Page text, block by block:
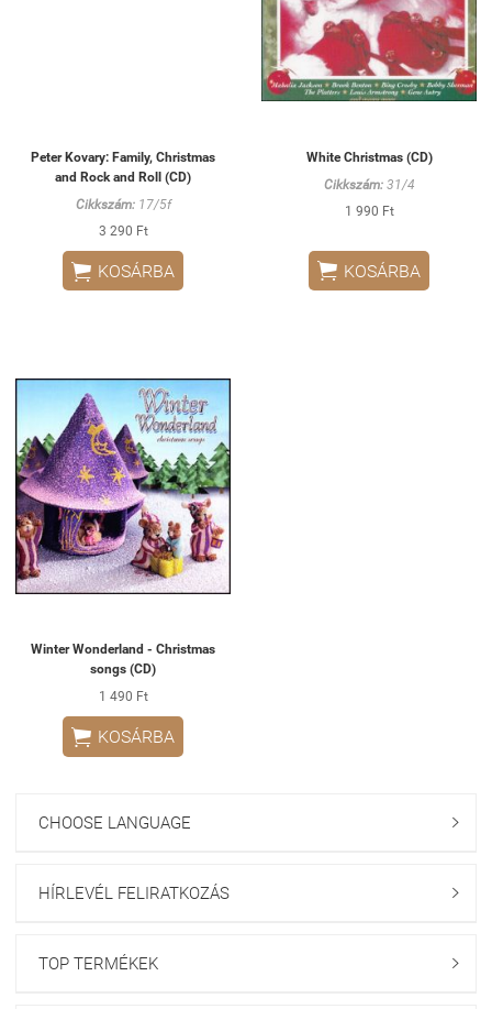
Peter Kovary: Family, Christmas
and Rock and Roll (CD)
Cikkszám:17/5f
3 290 Ft
 KOSÁRBA
White Christmas (CD)
Cikkszám:31/4
1 990 Ft
 KOSÁRBA
Winter Wonderland - Christmas
songs (CD)
1 490 Ft
 KOSÁRBA
CHOOSE LANGUAGE 
HÍRLEVÉL FELIRATKOZÁS 
TOP TERMÉKEK 